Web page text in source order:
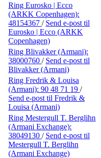
Ring Eurosko | Ecco
(ARKK Copenhagen):
48154367 / Send e-post til
Eurosko | Ecco (ARKK
Copenhagen)
Ring Blivakker (Armani):
38000760 / Send e-post til
Blivakker (Armani)
Ring Fredrik & Louisa
(Armani): 90 48 71 19 /
Send e-post til Fredrik &
Louisa (Armani)
Ring Mestergull T. Berglihn
(Armani Exchange):
38049130 / Send e-post til
Mestergull T. Berglihn
(Armani Exchange)